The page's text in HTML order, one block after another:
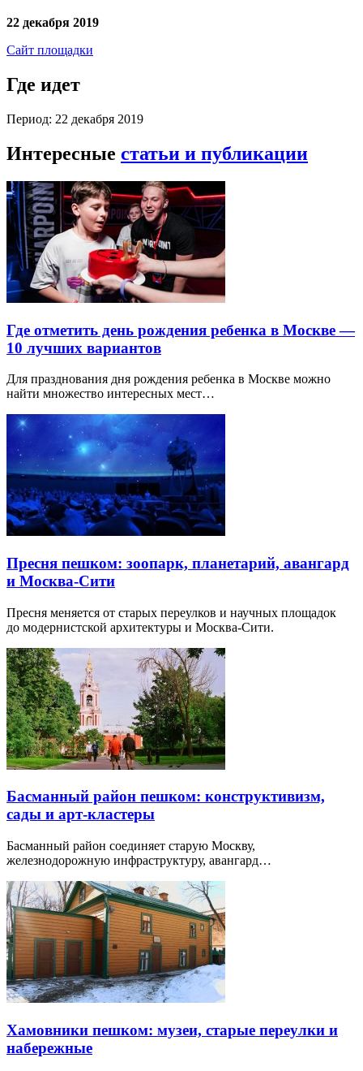
22 декабря 2019
Сайт площадки
Где идет
Период: 22 декабря 2019
Интересные статьи и публикации
Где отметить день рождения ребенка в Москве —
10 лучших вариантов
Для празднования дня рождения ребенка в Москве можно
найти множество интересных мест…
Пресня пешком: зоопарк, планетарий, авангард
и Москва-Сити
Пресня меняется от старых переулков и научных площадок
до модернистской архитектуры и Москва-Сити.
Басманный район пешком: конструктивизм,
сады и арт-кластеры
Басманный район соединяет старую Москву,
железнодорожную инфраструктуру, авангард…
Хамовники пешком: музеи, старые переулки и
набережные